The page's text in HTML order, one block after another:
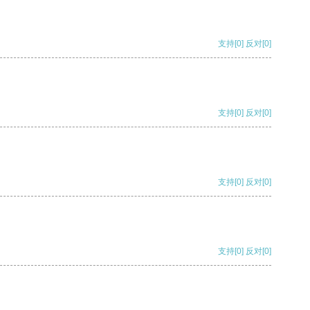
支持[0] 反对[0]
支持[0] 反对[0]
支持[0] 反对[0]
支持[0] 反对[0]